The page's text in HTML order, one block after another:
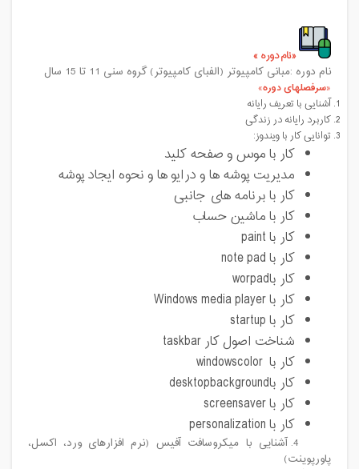
نام دوره
نام دوره :مبانی کامپیوتر (الفبای کامپیوتر) گروه سنی 11 تا 15 سال
سرفصلهای دوره
آشنایی با تعریف رایانه
کاربرد رایانه در زندگی
توانایی کار با ویندوز:
کار با موس و صفحه کلید
مدیریت پوشه ها و درایو ها و نحوه ایجاد پوشه
کار با برنامه های جانبی
کار با ماشین حساب
کار با paint
کار با note pad
کار باworpad
کار با Windows media player
کار با startup
شناخت اصول کار taskbar
کار با windowscolor
کار باdesktopbackground
کار با screensaver
کار با personalization
4. آشنایی با میکروسافت آفیس (نرم افزارهای ورد، اکسل،
پاورپوینت)